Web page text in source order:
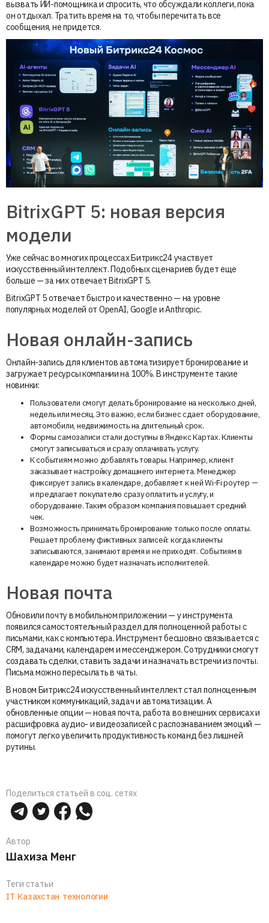
вызвать ИИ-помощника и спросить, что обсуждали коллеги, пока
он отдыхал. Тратить время на то, чтобы перечитать все
сообщения, не придется.
BitrixGPT 5: новая версия
модели
Уже сейчас во многих процессах Битрикс24 участвует
искусственный интеллект. Подобных сценариев будет еще
больше — за них отвечает BitrixGPT 5.
BitrixGPT 5 отвечает быстро и качественно — на уровне
популярных моделей от OpenAI, Google и Anthropic.
Новая онлайн-запись
Онлайн-запись для клиентов автоматизирует бронирование и
загружает ресурсы компании на 100%. В инструменте такие
новинки:
Пользователи смогут делать бронирование на несколько дней,
недель или месяц. Это важно, если бизнес сдает оборудование,
автомобили, недвижимость на длительный срок.
Формы самозаписи стали доступны в Яндекс Картах. Клиенты
смогут записываться и сразу оплачивать услугу.
К событиям можно добавлять товары. Например, клиент
заказывает настройку домашнего интернета. Менеджер
фиксирует запись в календаре, добавляет к ней Wi-Fi роутер —
и предлагает покупателю сразу оплатить и услугу, и
оборудование. Таким образом компания повышает средний
чек.
Возможность принимать бронирование только после оплаты.
Решает проблему фиктивных записей: когда клиенты
записываются, занимают время и не приходят. Событиям в
календаре можно будет назначать исполнителей.
Новая почта
Обновили почту в мобильном приложении — у инструмента
появился самостоятельный раздел для полноценной работы с
письмами, как с компьютера. Инструмент бесшовно связывается с
CRM, задачами, календарем и мессенджером. Сотрудники смогут
создавать сделки, ставить задачи и назначать встречи из почты.
Письма можно пересылать в чаты.
В новом Битрикс24 искусственный интеллект стал полноценным
участником коммуникаций, задач и автоматизации. А
обновленные опции — новая почта, работа во внешних сервисах и
расшифровка аудио- и видеозаписей с распознаванием эмоций —
помогут легко увеличить продуктивность команд без лишней
рутины.
Поделиться статьей в соц. сетях
Автор
Шахиза Менг
Теги статьи
IT Казахстан технологии